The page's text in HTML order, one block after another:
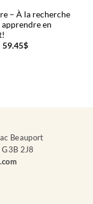
– À la recherche
en
59.45$Plage
Beauport
2J8